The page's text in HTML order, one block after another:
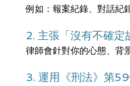
例如：報案紀錄、對話紀
2. 主張「沒有不確定
律師會針對你的心態、背
3. 運用《刑法》第